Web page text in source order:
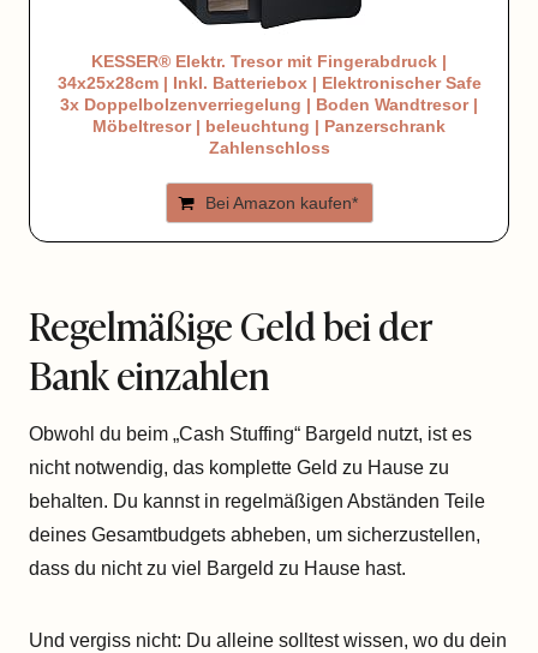
KESSER® Elektr. Tresor mit Fingerabdruck |
34x25x28cm | Inkl. Batteriebox | Elektronischer Safe
3x Doppelbolzenverriegelung | Boden Wandtresor |
Möbeltresor | beleuchtung | Panzerschrank
Zahlenschloss
Bei Amazon kaufen*
Regelmäßige Geld bei der
Bank einzahlen
Obwohl du beim „Cash Stuffing“ Bargeld nutzt, ist es
nicht notwendig, das komplette Geld zu Hause zu
behalten. Du kannst in regelmäßigen Abständen Teile
deines Gesamtbudgets abheben, um sicherzustellen,
dass du nicht zu viel Bargeld zu Hause hast.
Und vergiss nicht: Du alleine solltest wissen, wo du dein